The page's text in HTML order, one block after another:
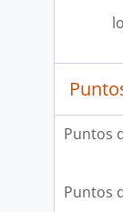
Puntos
Puntos